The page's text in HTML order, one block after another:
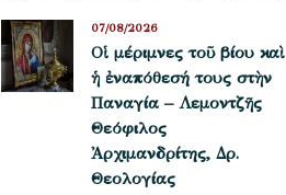
Οἱ μέριμνες τοῦ βίου καὶ
ἡ ἐναπόθεσή τους στὴν
Παναγία – Λεμοντζῆς
Θεόφιλος
Ἀρχιμανδρίτης, Δρ.
Θεολογίας
07/08/2026